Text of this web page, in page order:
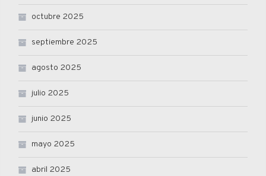
octubre 2025
septiembre 2025
agosto 2025
julio 2025
junio 2025
mayo 2025
abril 2025